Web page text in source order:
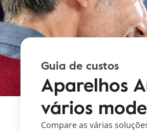
Guia de custos
Aparelhos
vários
Compare as várias